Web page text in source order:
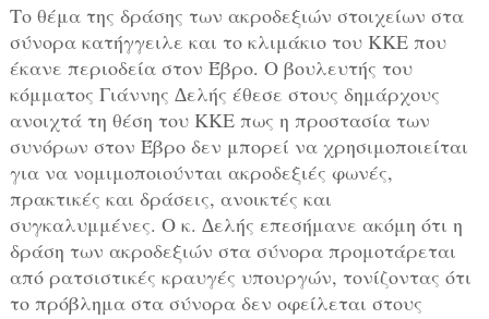
Το θέμα της δράσης των ακροδεξιών στοιχείων στα
σύνορα κατήγγειλε και το κλιμάκιο του ΚΚΕ που
έκανε περιοδεία στον Έβρο. Ο βουλευτής του
κόμματος Γιάννης ∆ελής έθεσε στους δημάρχους
ανοιχτά τη θέση του ΚΚΕ πως η προστασία των
συνόρων στον Έβρο δεν μπορεί να χρησιμοποιείται
για να νομιμοποιούνται ακροδεξιές φωνές,
πρακτικές και δράσεις, ανοικτές και
συγκαλυμμένες. Ο κ. ∆ελής επεσήμανε ακόμη ότι η
δράση των ακροδεξιών στα σύνορα προμοτάρεται
από ρατσιστικές κραυγές υπουργών, τονίζοντας ότι
το πρόβλημα στα σύνορα δεν οφείλεται στους